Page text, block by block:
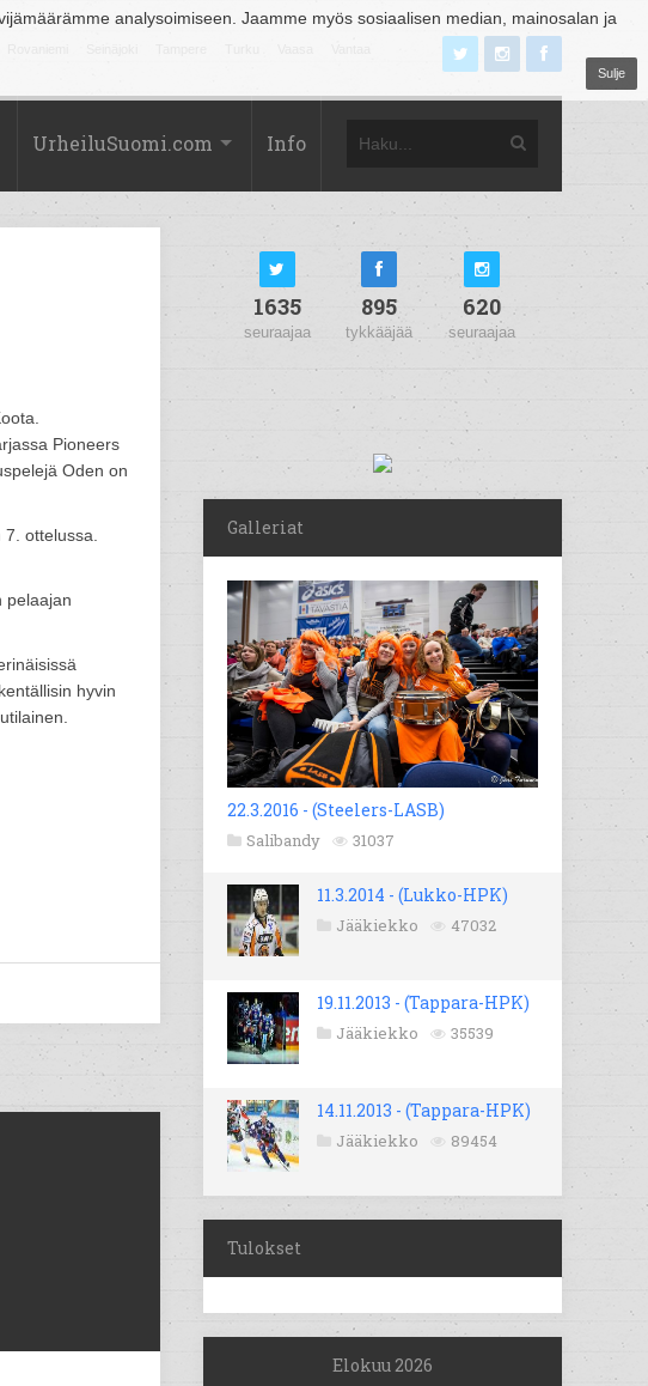
analysoimiseen. Jaamme myös sosiaalisen median, mainosalan ja
Sulje
UrheiluSuomi.com Info
Pioneers
Oden on
ottelussa.
pelaajan
hyvin
1635
seuraajaa
895
tykkääjää
620
seuraajaa
Galleriat
22.3.2016 - (Steelers-LASB)
Salibandy 31037
11.3.2014 - (Lukko-HPK)
Jääkiekko 47032
19.11.2013 - (Tappara-HPK)
Jääkiekko 35539
14.11.2013 - (Tappara-HPK)
Jääkiekko 89454
Tulokset
Elokuu 2026